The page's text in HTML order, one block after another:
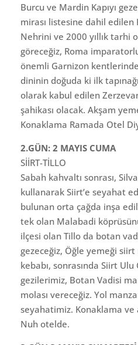
Burcu ve Mardin Kapıyı
mirası listesine dahil edilen
Nehrini ve 2000 yıllık tarhi
göreceğiz, Roma
önemli Garnizon
dininin doğuda ki ilk
olarak kabul edilen
şahikası olacak. Akşam
Konaklama Ramada Otel
2.GÜN: 2 MAYIS CUMA
SİİRT-TİLLO
Sabah kahvaltı sonrası,
kullanarak Siirt’e seyahat
bulunan orta çağda inşa
tek olan Malabadi
ilçesi olan Tillo da botan
gezeceğiz, Öğle yemeği
kebabı, sonrasında Siirt Ulu
gezilerimiz, Botan Vadisi
molası vereceğiz. Yol
seyahatimiz. Konaklama ve
Nuh otelde.